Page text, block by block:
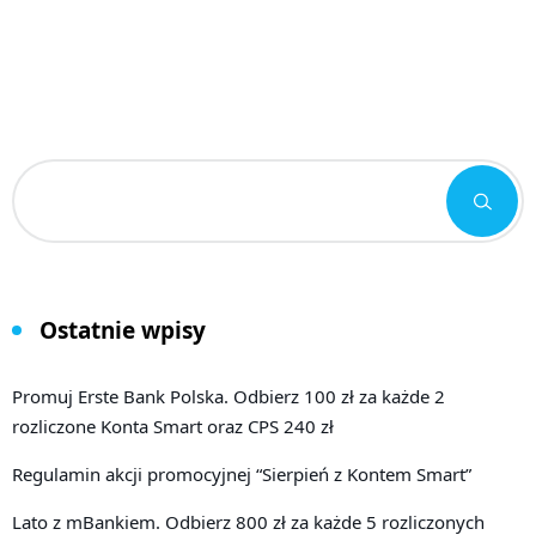
Ostatnie wpisy
Promuj Erste Bank Polska. Odbierz 100 zł za każde 2
rozliczone Konta Smart oraz CPS 240 zł
Regulamin akcji promocyjnej “Sierpień z Kontem Smart”
Lato z mBankiem. Odbierz 800 zł za każde 5 rozliczonych